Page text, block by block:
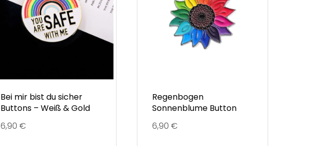
Bei mir bist du sicher
Buttons – Weiß & Gold
6,90 €
Regenbogen
Sonnenblume Button
6,90 €